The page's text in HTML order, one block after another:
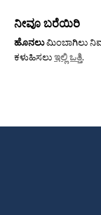
ನೀವೂ ಬರೆಯಿರಿ
ಹೊನಲುಮಿಂಬಾಗಿಲು
ಕಳುಹಿಸಲುಇಲ್ಲಿ ಒತ್ತಿ.